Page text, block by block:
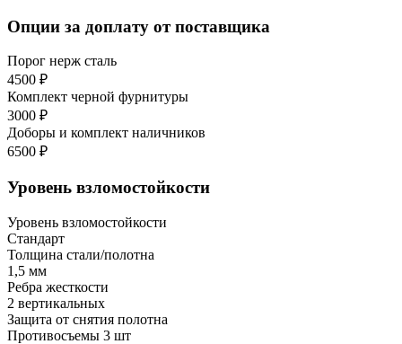
Опции за доплату от поставщика
Порог нерж сталь
4500 ₽
Комплект черной фурнитуры
3000 ₽
Доборы и комплект наличников
6500 ₽
Уровень взломостойкости
Уровень взломостойкости
Стандарт
Толщина стали/полотна
1,5 мм
Ребра жесткости
2 вертикальных
Защита от снятия полотна
Противосъемы 3 шт